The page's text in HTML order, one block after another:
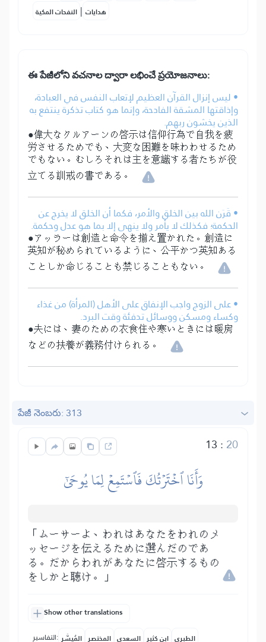
النفحات المكية | هدايات
ఈ పేజీలోని వచనాల ద్వారా లభించే ప్రయోజనాలు:
• ليس إنزال القرآن العظيم لإتعاب النفس في العبادة،
وإذاقتها المشقة الفادحة، وإنما هو كتاب تذكرة ينتفع به
الذين يخشون ربهم.
●偉大なクルアーンの啓示は信仰行為で自我を疲
労させるためでも、大変な困難を味わわせるため
でもない。むしろそれは主を意識する者たちが役
立てる訓戒の書である。
• قَرَن الله بين الخلق والأمر، فكما أن الخلق لا يخرج عن
الحكمة؛ فكذلك لا يأمر ولا ينهى إلا بما هو عدل وحكمة.
●アッラーは創造と命令を揃え置かれた。創造に
英知が秘められているように、公平かつ英知ある
ことしか命じることも禁じることもない。
• على الزوج واجب الإنفاق على الأهل (المرأة) من غذاء
وكساء ومسكن ووسائل تدفئة وقت البرد.
●夫には、妻のための衣食住や寒いときには暖房
などの扶養が義務付けられる。
పేజీ నెంబరు: 313
13 : 20
وَأَنَا ٱخۡتَرۡتُكَ فَٱسۡتَمِعۡ لِمَا يُوحَىٰٓ
「ムーサーよ、われはあなたをわれのメ
ッセージを伝えるために選んだのであ
る。だからわれがあなたに啓示するもの
をしかと聴け。」
Show other translations
التفاسير: المُيسَّر المختصر السعدي ابن كثير الطبري